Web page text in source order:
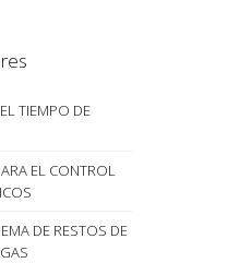
TIEMPO DE
EL CONTROL
DE RESTOS DE